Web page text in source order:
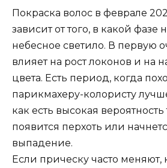
Покраска волос в феврале
зависит от того, в какой фазе
небесное светило. В первую
влияет на рост локонов и на
цвета. Есть период, когда
парикмахеру-колористу
как есть высокая вероятность
появится перхоть или
выпадение.
Если прическу часто меняют,